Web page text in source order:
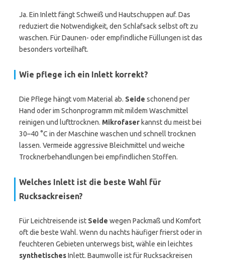
Ja. Ein Inlett fängt Schweiß und Hautschuppen auf. Das
reduziert die Notwendigkeit, den Schlafsack selbst oft zu
waschen. Für Daunen- oder empfindliche Füllungen ist das
besonders vorteilhaft.
Wie pflege ich ein Inlett korrekt?
Die Pflege hängt vom Material ab. Seide schonend per
Hand oder im Schonprogramm mit mildem Waschmittel
reinigen und lufttrocknen. Mikrofaser kannst du meist bei
30–40 °C in der Maschine waschen und schnell trocknen
lassen. Vermeide aggressive Bleichmittel und weiche
Trocknerbehandlungen bei empfindlichen Stoffen.
Welches Inlett ist die beste Wahl für
Rucksackreisen?
Für Leichtreisende ist Seide wegen Packmaß und Komfort
oft die beste Wahl. Wenn du nachts häufiger frierst oder in
feuchteren Gebieten unterwegs bist, wähle ein leichtes
synthetischesInlett. Baumwolle ist für Rucksackreisen